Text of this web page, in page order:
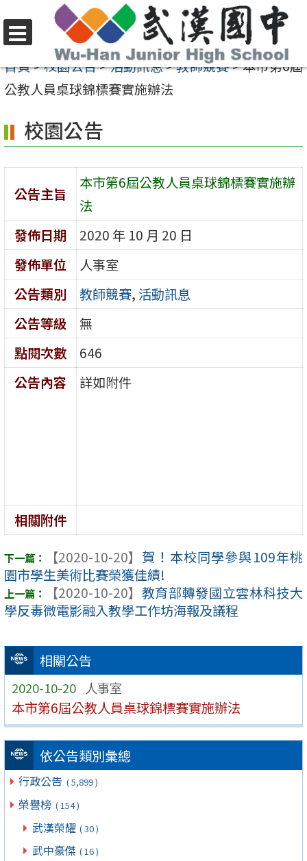
至
要
容
區
選
單
首頁>校園公告>活動訊息>教師競賽>本市第6屆
公教人員桌球錦標賽實施辦法
相關公告
2020-10-20 人事室
本市第6屆公教人員桌球錦標賽實施辦法
依公告類別彙總
行政公告 ( 5,899 )
榮譽榜 ( 154 )
武漢榮耀 ( 30 )
武中豪傑 ( 16 )
校園公告
公告主旨
本市第6屆公教人員桌球錦標賽實施辦
法
發佈日期
2020 年 10 月 20 日
發佈單位
人事室
公告類別
教師競賽, 活動訊息
公告等級
無
點閱次數
646
公告內容
詳如附件
相關附件
【2020-10-20】 賀！本校同學參與109年桃
園市學生美術比賽榮獲佳績!
【2020-10-20】 教育部轉發國立雲林科技大
學反毒微電影融入教學工作坊海報及議程